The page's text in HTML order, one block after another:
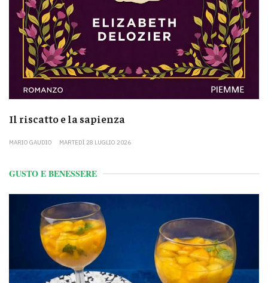
Il riscatto e la sapienza
MARIO GAUDIO MARTEDÌ 28 LUGLIO 2026
GUSTO E BENESSERE